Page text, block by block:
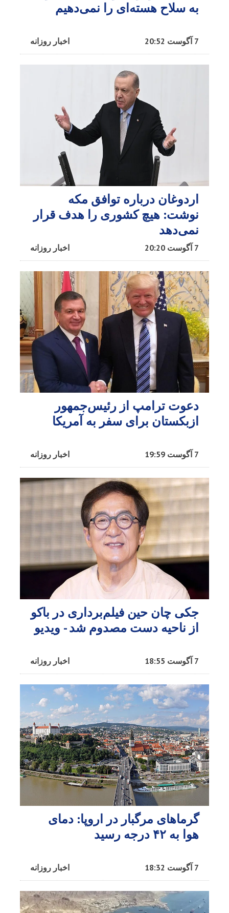
به سلاح هسته‌ای را نمی‌دهیم
اخبار روزانه 7 آگوست 20:52
اردوغان درباره توافق مکه
نوشت: هیچ کشوری را هدف قرار
نمی‌دهد
اخبار روزانه 7 آگوست 20:20
دعوت ترامپ از رئیس‌جمهور
ازبکستان برای سفر به آمریکا
اخبار روزانه 7 آگوست 19:59
جکی چان حین فیلم‌برداری در باکو
از ناحیه دست مصدوم شد - ویدیو
اخبار روزانه 7 آگوست 18:55
گرماهای مرگبار در اروپا: دمای
هوا به ۴۲ درجه رسید
اخبار روزانه 7 آگوست 18:32